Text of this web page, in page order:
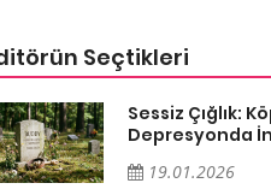
Seçtikleri
Sessiz Çığlık:
Depresyonda
19.01.2026